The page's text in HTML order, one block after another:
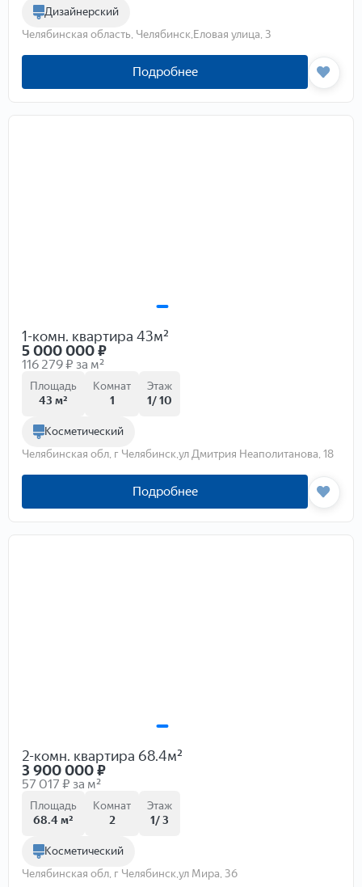
Дизайнерский
Челябинская область, Челябинск,Еловая улица, 3
Подробнее
1-комн. квартира 43м²
5 000 000₽
116 279 ₽ за м²
Площадь
43 м²
Комнат
1
Этаж
1/ 10
Косметический
Челябинская обл, г Челябинск,ул Дмитрия Неаполитанова, 18
Подробнее
2-комн. квартира 68.4м²
3 900 000₽
57 017 ₽ за м²
Площадь
68.4 м²
Комнат
2
Этаж
1/ 3
Косметический
Челябинская обл, г Челябинск,ул Мира, 36